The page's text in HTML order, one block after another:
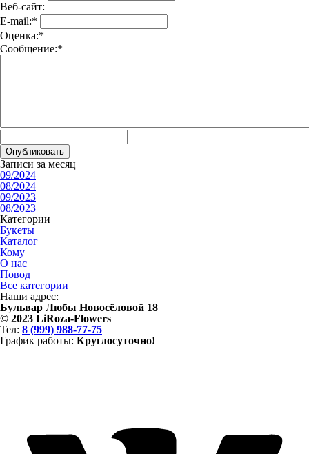
Веб-сайт:
E-mail:*
Оценка:*
Сообщение:*
Записи за месяц
09/2024
08/2024
09/2023
08/2023
Категории
Букеты
Каталог
Кому
О нас
Повод
Все категории
Наши адрес:
Бульвар Любы Новосёловой 18
© 2023 LiRoza-Flowers
Тел: 8 (999) 988-77-75
График работы: Круглосуточно!